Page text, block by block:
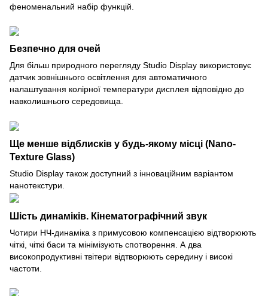
феноменальний набір функцій.
Безпечно для очей
Для більш природного перегляду Studio Display використовує
датчик зовнішнього освітлення для автоматичного
налаштування колірної температури дисплея відповідно до
навколишнього середовища.
Ще менше відблисків у будь-якому місці (Nano-
Texture Glass)
Studio Display також доступний з інноваційним варіантом
нанотекстури.
Шість динаміків. Кінематографічний звук
Чотири НЧ-динаміка з примусовою компенсацією відтворюють
чіткі, чіткі баси та мінімізують спотворення. А два
високопродуктивні твітери відтворюють середину і високі
частоти.